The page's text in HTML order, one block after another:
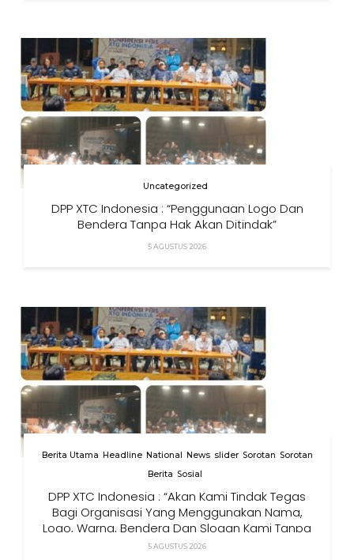
Uncategorized
DPP XTC Indonesia : “Penggunaan Logo Dan
Bendera Tanpa Hak Akan Ditindak”
5 AGUSTUS 2026
Berita Utama Headline National News slider Sorotan Sorotan
Berita Sosial
DPP XTC Indonesia : “Akan Kami Tindak Tegas
Bagi Organisasi Yang Menggunakan Nama,
Logo, Warna, Bendera Dan Slogan Kami Tanpa
Izin”
5 AGUSTUS 2026